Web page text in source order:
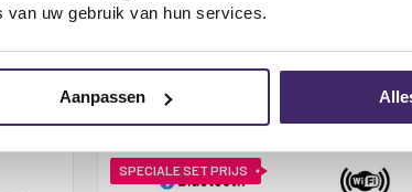
uw gebruik van hun services.
Aanpassen
SPECIALE SET PRIJS